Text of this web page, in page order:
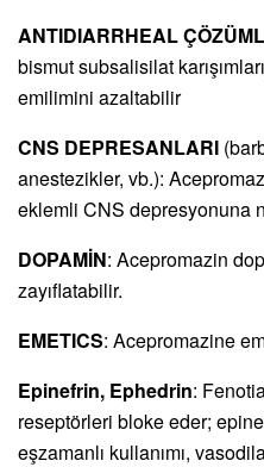
ANTIDIARRHEAL
bismut subsalisilat
emilimini azaltabilir
CNS DEPRESANLARI
anestezikler, vb.):
eklemli CNS depresyonuna
DOPAMİN: Acepromazin
zayıflatabilir.
EMETICS: Acepromazine
Epinefrin, Ephedrin:
reseptörleri bloke eder;
eşzamanlı kullanımı,